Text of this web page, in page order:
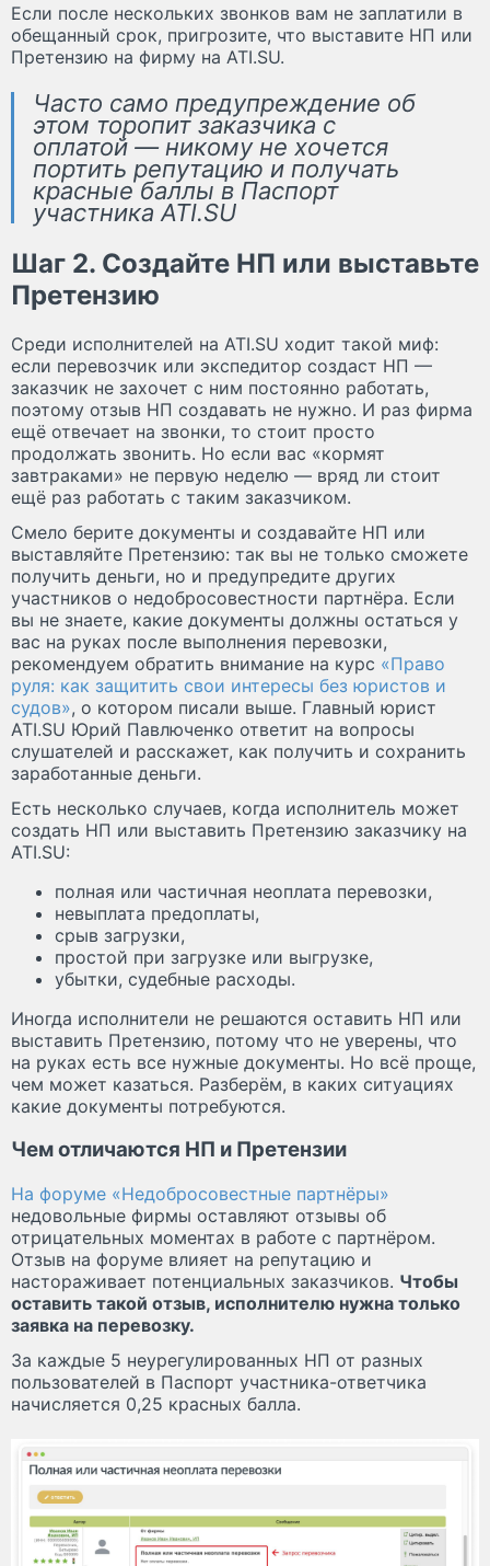
Если после нескольких звонков вам не заплатили в
обещанный срок, пригрозите, что выставите НП или
Претензию на фирму на ATI.SU.
Часто само предупреждение об
этом торопит заказчика с
оплатой — никому не хочется
портить репутацию и получать
красные баллы в Паспорт
участника ATI.SU
Шаг 2. Создайте НП или выставьте
Претензию
Среди исполнителей на ATI.SU ходит такой миф:
если перевозчик или экспедитор создаст НП —
заказчик не захочет с ним постоянно работать,
поэтому отзыв НП создавать не нужно. И раз фирма
ещё отвечает на звонки, то стоит просто
продолжать звонить. Но если вас «кормят
завтраками» не первую неделю — вряд ли стоит
ещё раз работать с таким заказчиком.
Смело берите документы и создавайте НП или
выставляйте Претензию: так вы не только сможете
получить деньги, но и предупредите других
участников о недобросовестности партнёра. Если
вы не знаете, какие документы должны остаться у
вас на руках после выполнения перевозки,
рекомендуем обратить внимание на курс «Право
руля: как защитить свои интересы без юристов и
судов», о котором писали выше. Главный юрист
ATI.SU Юрий Павлюченко ответит на вопросы
слушателей и расскажет, как получить и сохранить
заработанные деньги.
Есть несколько случаев, когда исполнитель может
создать НП или выставить Претензию заказчику на
ATI.SU:
полная или частичная неоплата перевозки,
невыплата предоплаты,
срыв загрузки,
простой при загрузке или выгрузке,
убытки, судебные расходы.
Иногда исполнители не решаются оставить НП или
выставить Претензию, потому что не уверены, что
на руках есть все нужные документы. Но всё проще,
чем может казаться. Разберём, в каких ситуациях
какие документы потребуются.
Чем отличаются НП и Претензии
На форуме «Недобросовестные партнёры»
недовольные фирмы оставляют отзывы об
отрицательных моментах в работе с партнёром.
Отзыв на форуме влияет на репутацию и
настораживает потенциальных заказчиков. Чтобы
оставить такой отзыв, исполнителю нужна только
заявка на перевозку.
За каждые 5 неурегулированных НП от разных
пользователей в Паспорт участника-ответчика
начисляется 0,25 красных балла.